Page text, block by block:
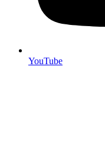
YouTube